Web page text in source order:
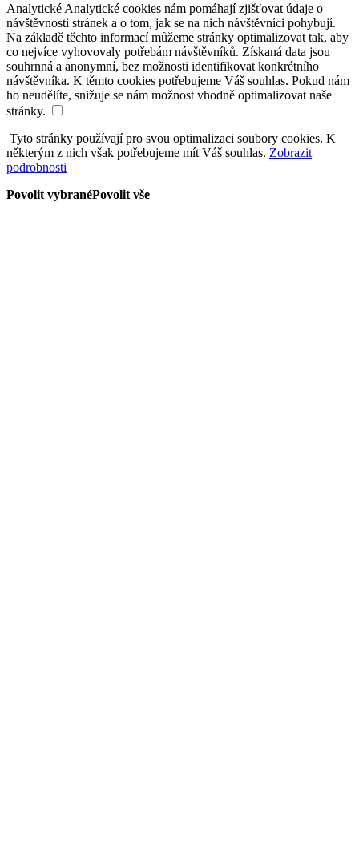
Analytické Analytické cookies nám pomáhají zjišťovat údaje o
návštěvnosti stránek a o tom, jak se na nich návštěvníci pohybují.
Na základě těchto informací můžeme stránky optimalizovat tak, aby
co nejvíce vyhovovaly potřebám návštěvníků. Získaná data jsou
souhrnná a anonymní, bez možnosti identifikovat konkrétního
návštěvníka. K těmto cookies potřebujeme Váš souhlas. Pokud nám
ho neudělíte, snižuje se nám možnost vhodně optimalizovat naše
stránky.
Tyto stránky používají pro svou optimalizaci soubory cookies. K
některým z nich však potřebujeme mít Váš souhlas. Zobrazit
podrobnosti
Povolit vybranéPovolit vše